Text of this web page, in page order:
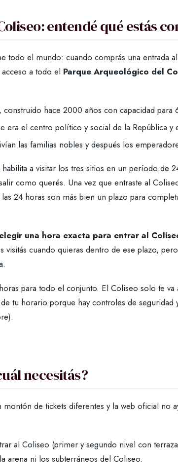
entendé qué estás
todo el mundo: cuando comprás una entrada
a todo el Parque Arqueológico del
hace 2000 años con capacidad para
era el centro político y social de la República y
las familias nobles y después los
a visitar los tres sitios en un período de
como querés. Una vez que entraste al
24 horas son más bien un plazo para
una hora exacta para entrar al
visitás cuando quieras dentro de ese plazo,
para todo el conjunto. El Coliseo solo te va
tu horario porque hay controles de seguridad
necesitás?
de tickets diferentes y la web oficial no
al Coliseo (primer y segundo nivel con
arena ni los subterráneos del Coliseo.